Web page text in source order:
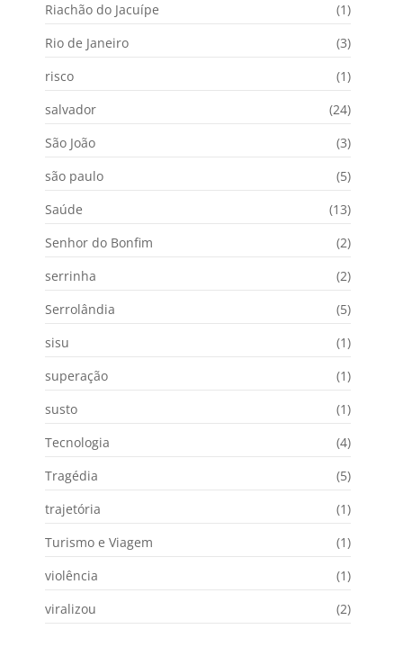
Riachão do Jacuípe
(1)
Rio de Janeiro
(3)
risco
(1)
salvador
(24)
São João
(3)
são paulo
(5)
Saúde
(13)
Senhor do Bonfim
(2)
serrinha
(2)
Serrolândia
(5)
sisu
(1)
superação
(1)
susto
(1)
Tecnologia
(4)
Tragédia
(5)
trajetória
(1)
Turismo e Viagem
(1)
violência
(1)
viralizou
(2)